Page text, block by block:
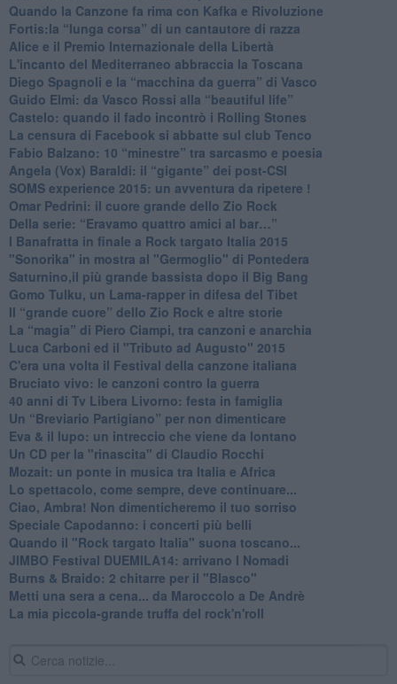
​Quando la Canzone fa rima con Kafka e Rivoluzione
​Fortis:la “lunga corsa” di un cantautore di razza
Alice e il Premio Internazionale della Libertà
​L'incanto del Mediterraneo abbraccia la Toscana
​Diego Spagnoli e la “macchina da guerra” di Vasco
​Guido Elmi: da Vasco Rossi alla “beautiful life”
​Castelo: quando il fado incontrò i Rolling Stones
La censura di Facebook si abbatte sul club Tenco
Fabio Balzano: 10 “minestre” tra sarcasmo e poesia
Angela (Vox) Baraldi: il “gigante” dei post-CSI
​SOMS experience 2015: un avventura da ripetere !
Omar Pedrini: il cuore grande dello Zio Rock
Della serie: “Eravamo quattro amici al bar…”
I Banafratta in finale a Rock targato Italia 2015
"Sonorika" in mostra al "Germoglio" di Pontedera
​Saturnino,il più grande bassista dopo il Big Bang
​Gomo Tulku, un Lama-rapper in difesa del Tibet
​Il “grande cuore” dello Zio Rock e altre storie
La “magia” di Piero Ciampi, tra canzoni e anarchia
Luca Carboni ed il "Tributo ad Augusto" 2015
C'era una volta il Festival della canzone italiana
Bruciato vivo: le canzoni contro la guerra
40 anni di Tv Libera Livorno: festa in famiglia
Un “Breviario Partigiano” per non dimenticare
Eva & il lupo: un intreccio che viene da lontano
Un CD per la "rinascita" di Claudio Rocchi
Mozait: un ponte in musica tra Italia e Africa
Lo spettacolo, come sempre, deve continuare...
Ciao, Ambra! Non dimenticheremo il tuo sorriso
Speciale Capodanno: i concerti più belli
Quando il "Rock targato Italia" suona toscano...
JIMBO Festival DUEMILA14: arrivano I Nomadi
Burns & Braido: 2 chitarre per il "Blasco"
Metti una sera a cena... da Maroccolo a De Andrè
La mia piccola-grande truffa del rock'n'roll